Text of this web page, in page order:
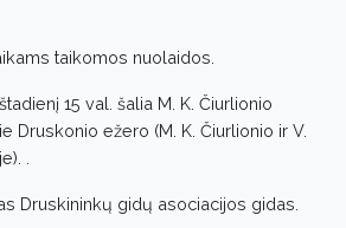
taikomos nuolaidos.
15 val. šalia M. K. Čiurlionio
Druskonio ežero (M. K. Čiurlionio ir V.
.
Druskininkų gidų asociacijos gidas.